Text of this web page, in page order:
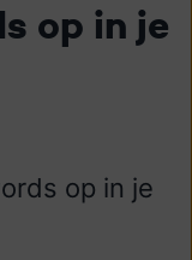
op in je
op in je